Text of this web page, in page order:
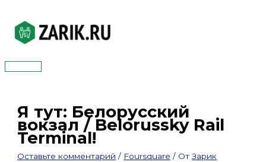
содержимому
Главное
Я тут: Белорусский
вокзал / Belorussky Rail
Terminal!
Оставьте комментарий / Foursquare / ОтЗарик